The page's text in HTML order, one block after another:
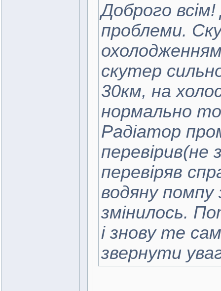
Доброго
проблеми.
скутер
30км, на
нормально
Радіатор
перевіряв
водяну помпу
змінилось.
і знову те
звернути